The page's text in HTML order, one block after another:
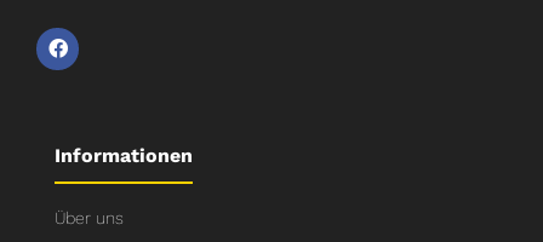
Informationen
Über uns